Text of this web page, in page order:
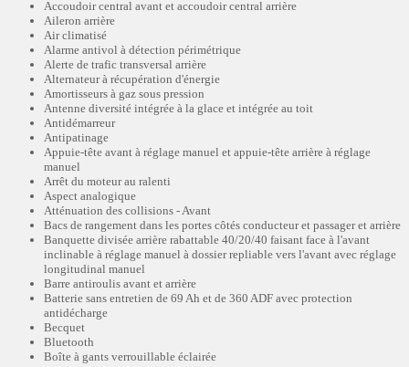
Accoudoir central avant et accoudoir central arrière
Aileron arrière
Air climatisé
Alarme antivol à détection périmétrique
Alerte de trafic transversal arrière
Alternateur à récupération d'énergie
Amortisseurs à gaz sous pression
Antenne diversité intégrée à la glace et intégrée au toit
Antidémarreur
Antipatinage
Appuie-tête avant à réglage manuel et appuie-tête arrière à réglage
manuel
Arrêt du moteur au ralenti
Aspect analogique
Atténuation des collisions - Avant
Bacs de rangement dans les portes côtés conducteur et passager et arrière
Banquette divisée arrière rabattable 40/20/40 faisant face à l'avant
inclinable à réglage manuel à dossier repliable vers l'avant avec réglage
longitudinal manuel
Barre antiroulis avant et arrière
Batterie sans entretien de 69 Ah et de 360 ADF avec protection
antidécharge
Becquet
Bluetooth
Boîte à gants verrouillable éclairée